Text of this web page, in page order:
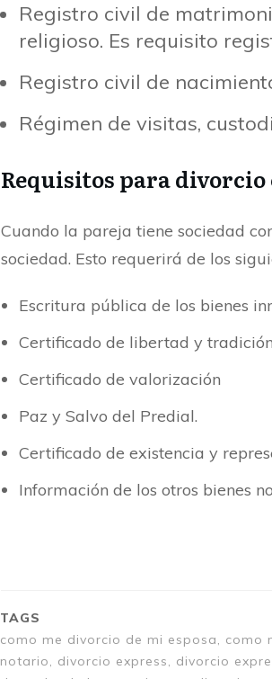
Registro civil de
religioso. Es requisito
Registro civil de
Régimen de visitas,
Requisitos para divorcio
Cuando la pareja tiene sociedad
sociedad. Esto requerirá de los
Escritura pública de los bienes
Certificado de libertad y tradición
Certificado de valorización
Paz y Salvo del Predial.
Certificado de existencia y
Información de los otros bienes
TAGS
como me divorcio de mi esposa,
notario, divorcio express, divorcio